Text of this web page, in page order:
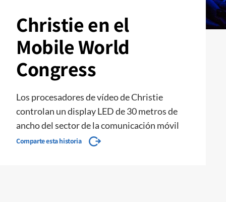
Christie en el
Mobile World
Congress
Los procesadores de vídeo de Christie
controlan un display LED de 30 metros de
ancho del sector de la comunicación móvil
Comparte esta historia